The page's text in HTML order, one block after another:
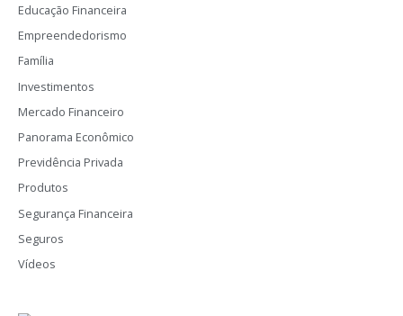
Educação Financeira
Empreendedorismo
Família
Investimentos
Mercado Financeiro
Panorama Econômico
Previdência Privada
Produtos
Segurança Financeira
Seguros
Vídeos